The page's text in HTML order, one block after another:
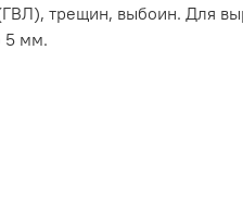
трещин, выбоин. Для
5 мм.